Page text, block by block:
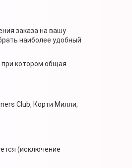
заказа на вашу
наиболее удобный
при котором общая
Club, Корти Милли,
(исключение